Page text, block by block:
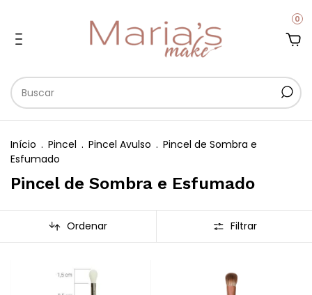
0
Início . Pincel . Pincel Avulso . Pincel de Sombra e
Esfumado
Pincel de Sombra e Esfumado
Ordenar Filtrar